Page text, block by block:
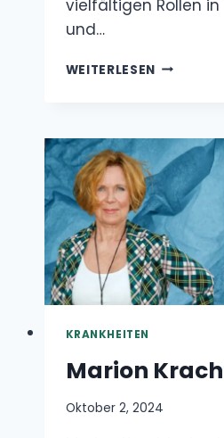
Marion Kracht
Oktober 2, 2024
Marion Kracht, eine
und Sängerin, hatte im
erheblichen
WEITERLESENMARION
KRANKHEIT
Seitennavigation
Vorherige
…